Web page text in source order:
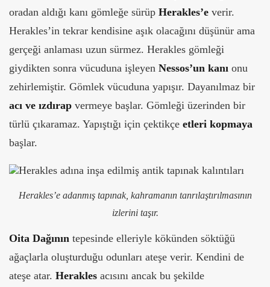
oradan aldığı kanı gömleğe sürüp Herakles’e verir.
Herakles’in tekrar kendisine aşık olacağını düşünür ama
gerçeği anlaması uzun sürmez. Herakles gömleği
giydikten sonra vücuduna işleyen Nessos’un kanı onu
zehirlemiştir. Gömlek vücuduna yapışır. Dayanılmaz bir
acı ve ızdırap vermeye başlar. Gömleği üzerinden bir
türlü çıkaramaz. Yapıştığı için çektikçe etleri kopmaya
başlar.
Herakles’e adanmış tapınak, kahramanın tanrılaştırılmasının
izlerini taşır.
Oita Dağının tepesinde elleriyle kökünden söktüğü
ağaçlarla oluşturduğu odunları ateşe verir. Kendini de
ateşe atar. Herakles acısını ancak bu şekilde